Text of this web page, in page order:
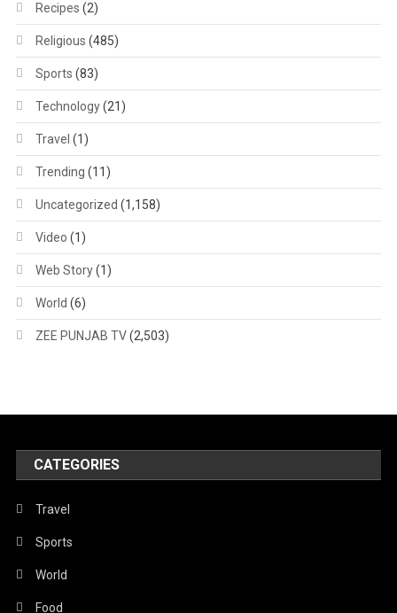
Recipes (2)
Religious (485)
Sports (83)
Technology(21)
Travel (1)
Trending (11)
Uncategorized (1,158)
Video (1)
Web Story(1)
World (6)
ZEE PUNJAB TV(2,503)
CATEGORIES
Travel
Sports
World
Food